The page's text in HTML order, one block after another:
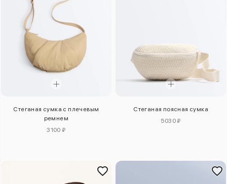
Стеганая сумка с плечевым
ремнем
3100 ₽
Стеганая поясная сумка
5030 ₽